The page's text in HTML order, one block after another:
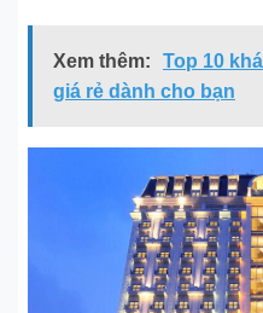
Xem thêm:
Top 10
giá rẻ dành cho bạn